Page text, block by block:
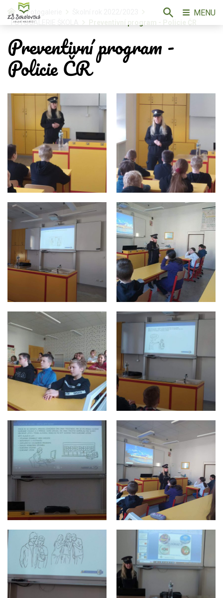
Fotogalerie
FOTOGALERIE ŠKOLA
Preventivní program -
Policie ČR
MENU